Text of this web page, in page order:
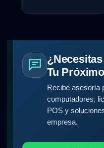
Tu
Recibe asesoría
computadores,
POS y
empresa.